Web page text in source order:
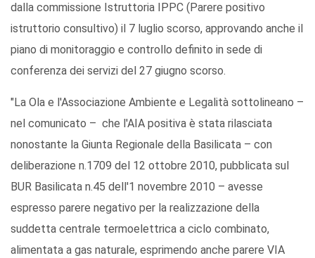
dalla commissione Istruttoria IPPC (Parere positivo
istruttorio consultivo) il 7 luglio scorso, approvando anche il
piano di monitoraggio e controllo definito in sede di
conferenza dei servizi del 27 giugno scorso.
"La Ola e l'Associazione Ambiente e Legalità sottolineano –
nel comunicato – che l'AIA positiva è stata rilasciata
nonostante la Giunta Regionale della Basilicata – con
deliberazione n.1709 del 12 ottobre 2010, pubblicata sul
BUR Basilicata n.45 dell'1 novembre 2010 – avesse
espresso parere negativo per la realizzazione della
suddetta centrale termoelettrica a ciclo combinato,
alimentata a gas naturale, esprimendo anche parere VIA